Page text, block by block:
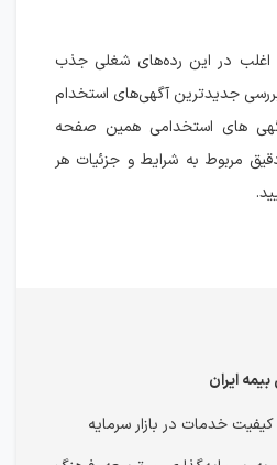
اغلب در این رده‌های شغلی جذب
جدیدترین آگهی‌های استخدام
های استخدامی همین صفحه
مربوط به شرایط و جزئیات هر
ایران
کیفیت خدمات در بازار سرمایه